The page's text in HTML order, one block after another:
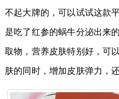
不起大牌的，可以试试这款
是吃了红参的蜗牛分泌出来
取物，营养皮肤特别好，可
肤的同时，增加皮肤弹力，